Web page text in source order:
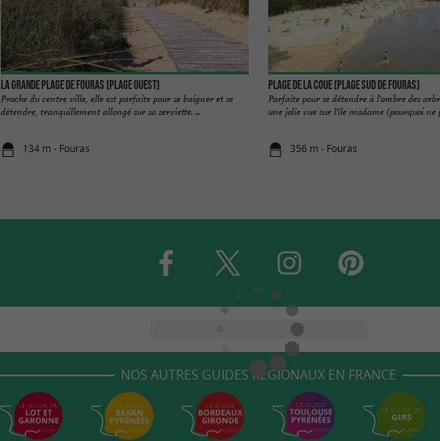
La Grande Plage de Fouras (plage ouest)
Proche du centre ville, elle est parfaite pour se baigner et se
détendre, tranquillement allongé sur sa serviette. ...
134 m - Fouras
Plage de la Coue (plage sud de Fouras)
Parfaite pour se détendre à l'ombre des
une jolie vue sur l'île madame (pourquoi ne
356 m - Fouras
NOS AUTRES GUIDES RÉGIONAUX EN FRANCE